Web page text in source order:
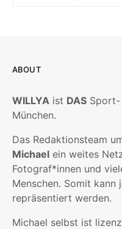
ABOUT
WILLYA ist DAS Sport-
München.
Das Redaktionsteam
Michael ein weites
Fotograf*innen und
Menschen. Somit kann
repräsentiert werden.
Michael selbst ist